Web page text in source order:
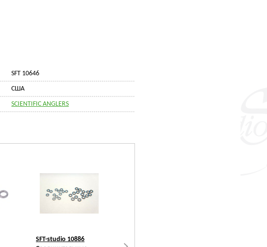
SFT 10646
США
SCIENTIFIC ANGLERS
SFT-studio 10886